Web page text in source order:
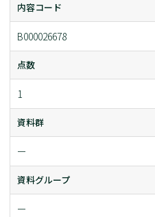
内容コード
B000026678
点数
1
資料群
ー
資料グループ
ー